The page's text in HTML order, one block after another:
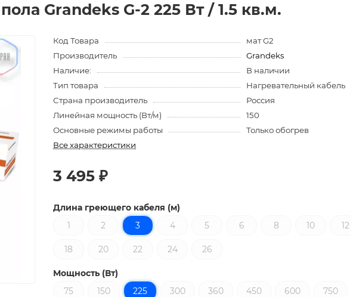
Grandeks G-2 225 Вт / 1.5 кв.м.
Код Товара
мат G2
Производитель
Grandeks
Наличие:
В наличии
Тип товара
Нагревательный кабель
Страна производитель
Россия
Линейная мощность (Вт/м)
150
Основные режимы работы
Только обогрев
Все характеристики
3 495 ₽
Длина греющего кабеля (м)
1
2 3 4 5 6 8 10 12
18 20 22 24 26
Мощность (Вт)
75
150 225 300 360 450 600 750